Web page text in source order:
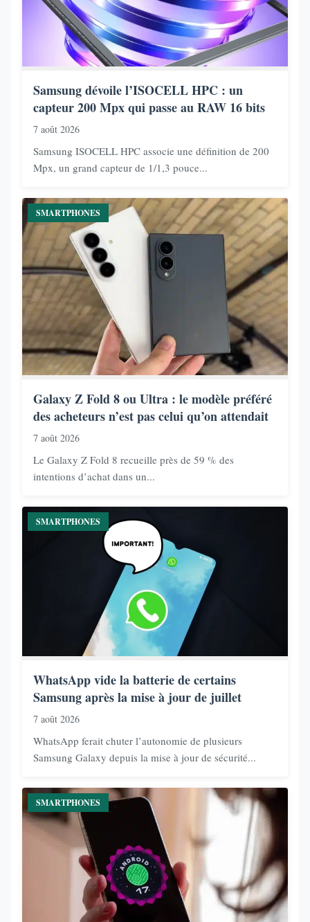
Samsung dévoile l’ISOCELL HPC : un
capteur 200 Mpx qui passe au RAW 16 bits
7 août 2026
Samsung ISOCELL HPC associe une définition de 200
Mpx, un grand capteur de 1/1,3 pouce...
SMARTPHONES
Galaxy Z Fold 8 ou Ultra : le modèle préféré
des acheteurs n’est pas celui qu’on attendait
7 août 2026
Le Galaxy Z Fold 8 recueille près de 59 % des
intentions d’achat dans un...
SMARTPHONES
WhatsApp vide la batterie de certains
Samsung après la mise à jour de juillet
7 août 2026
WhatsApp ferait chuter l’autonomie de plusieurs
Samsung Galaxy depuis la mise à jour de sécurité...
SMARTPHONES